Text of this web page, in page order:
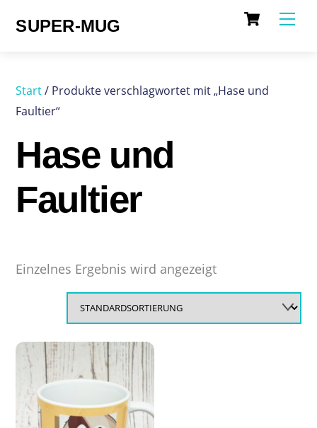
Cart
SUPER-MUG
Start/ Produkte verschlagwortet mit „Hase und
Faultier“
Hase und
Faultier
Einzelnes Ergebnis wird angezeigt